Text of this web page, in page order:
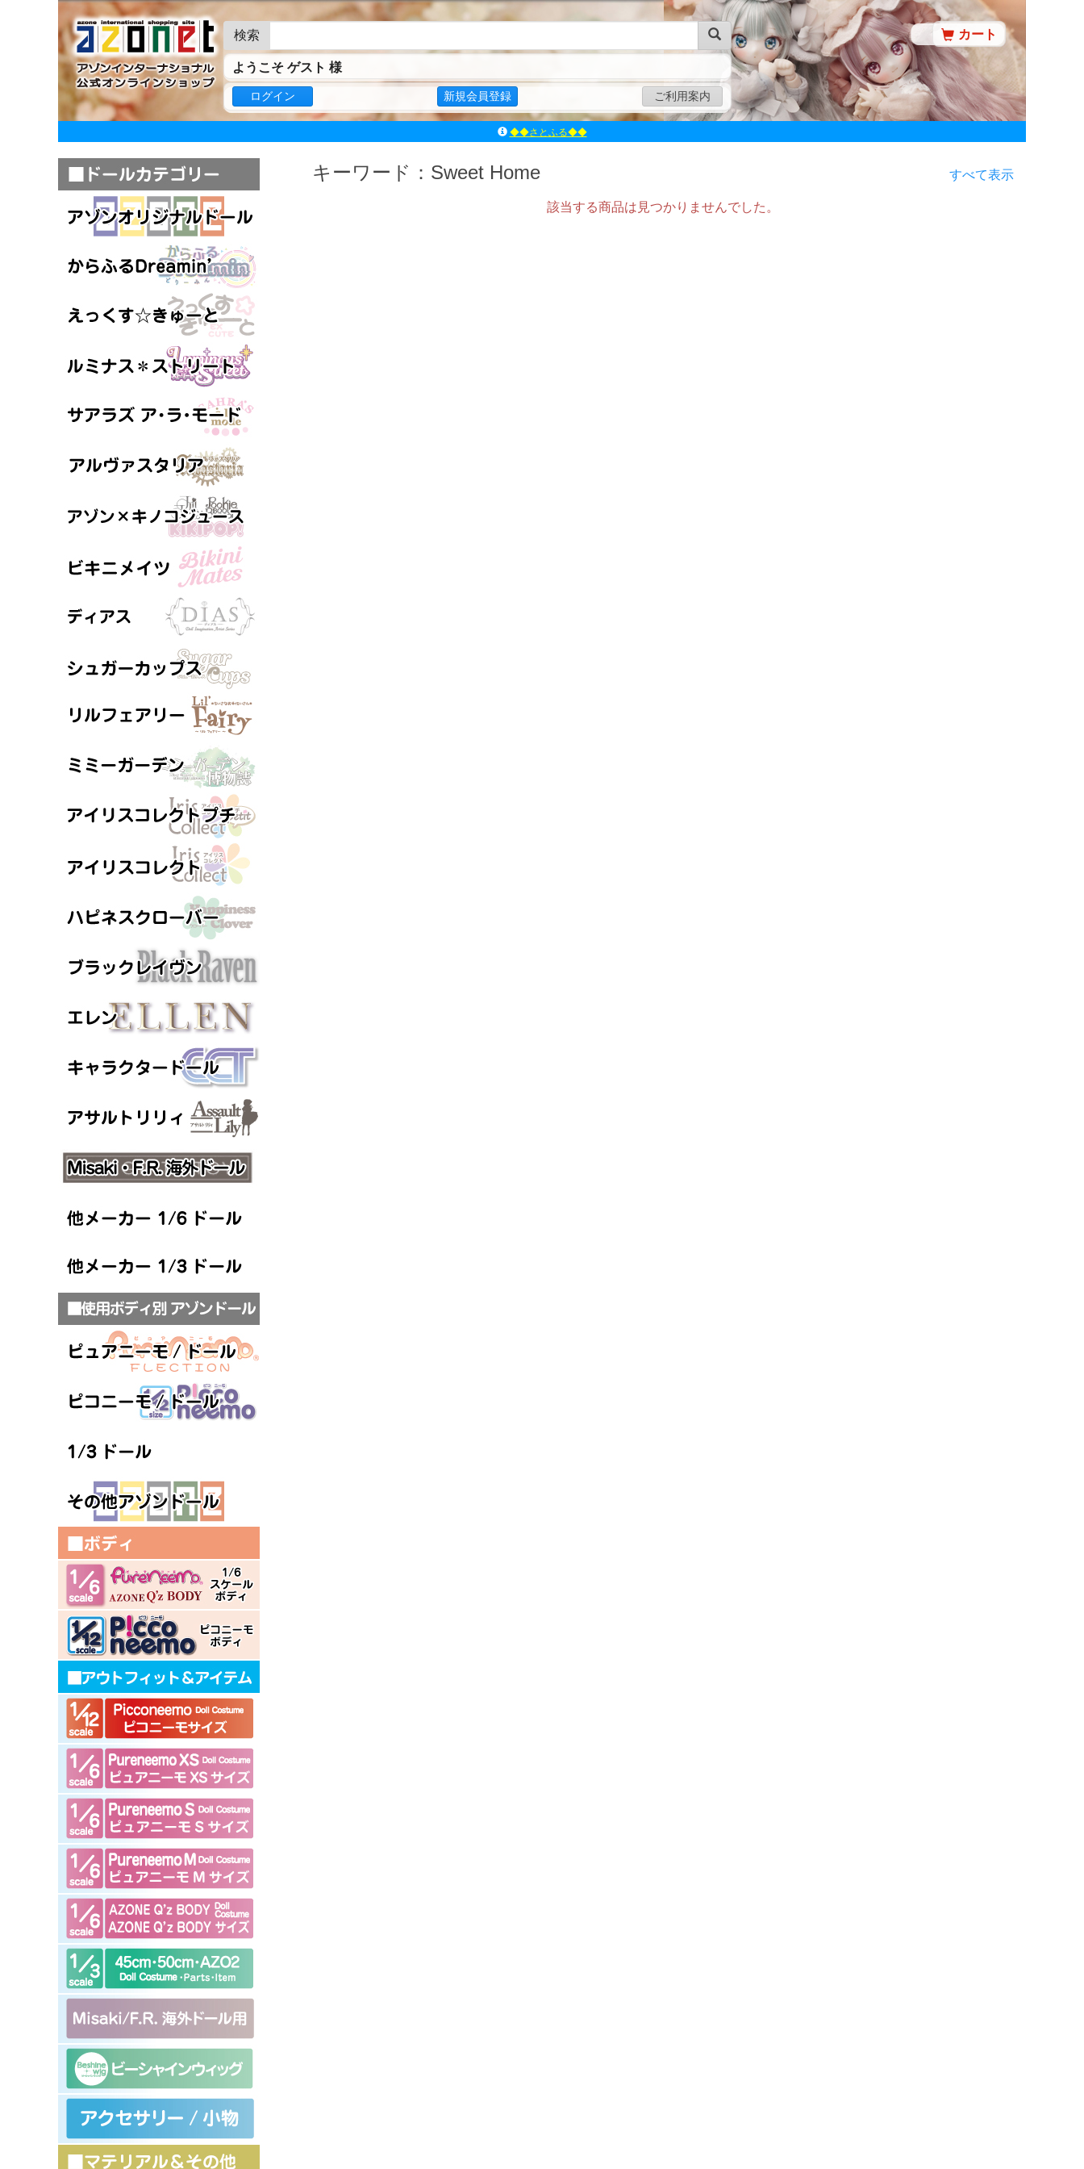
検索
ようこそ ゲスト 様
ログイン 新規会員登録 ご利用案内
カート
◆◆さとふる◆◆
ｱｿﾞﾝﾚｰﾍﾞﾙｼｮｯﾌﾟ楽天市場店
アゾンダイレクトストア
よくあるご質問（Q&A）
キーワード：Sweet Home すべて表示
該当する商品は見つかりませんでした。